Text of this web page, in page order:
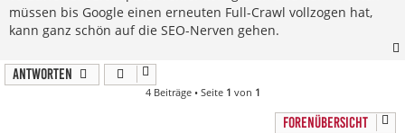
müssen bis Google einen erneuten Full-Crawl vollzogen hat,
kann ganz schön auf die SEO-Nerven gehen.
Antworten
4 Beiträge • Seite 1 von 1
FORENÜBERSICHT